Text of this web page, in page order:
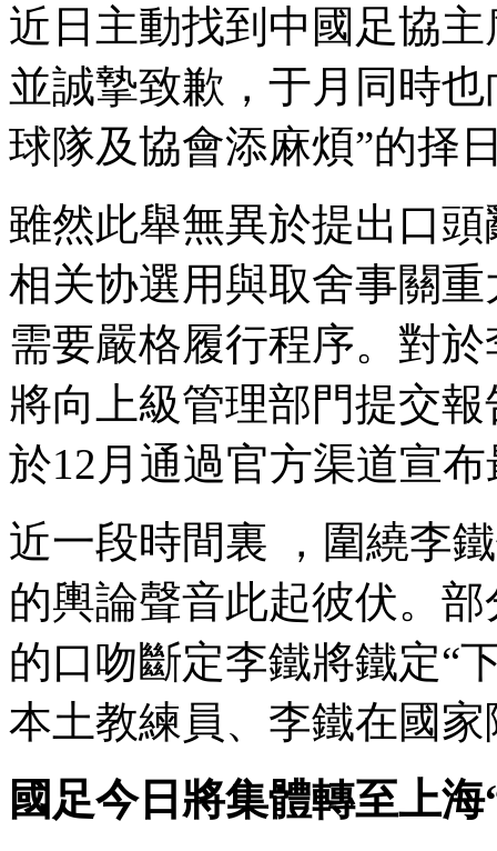
近日主動找到中國足協主
並誠摯致歉，于月同時
球隊及協會添麻煩”的择日
雖然此舉無異於提出口頭辭
相关协選用與取舍事關重
需要嚴格履行程序。對
將向上級管理部門提交報告
於12月通過官方渠道宣布最
近一段時間裏 ，圍繞
的輿論聲音此起彼伏 
的口吻斷定李鐵將鐵定“下
本土教練員、李鐵在國
國足今日將集體轉至上海